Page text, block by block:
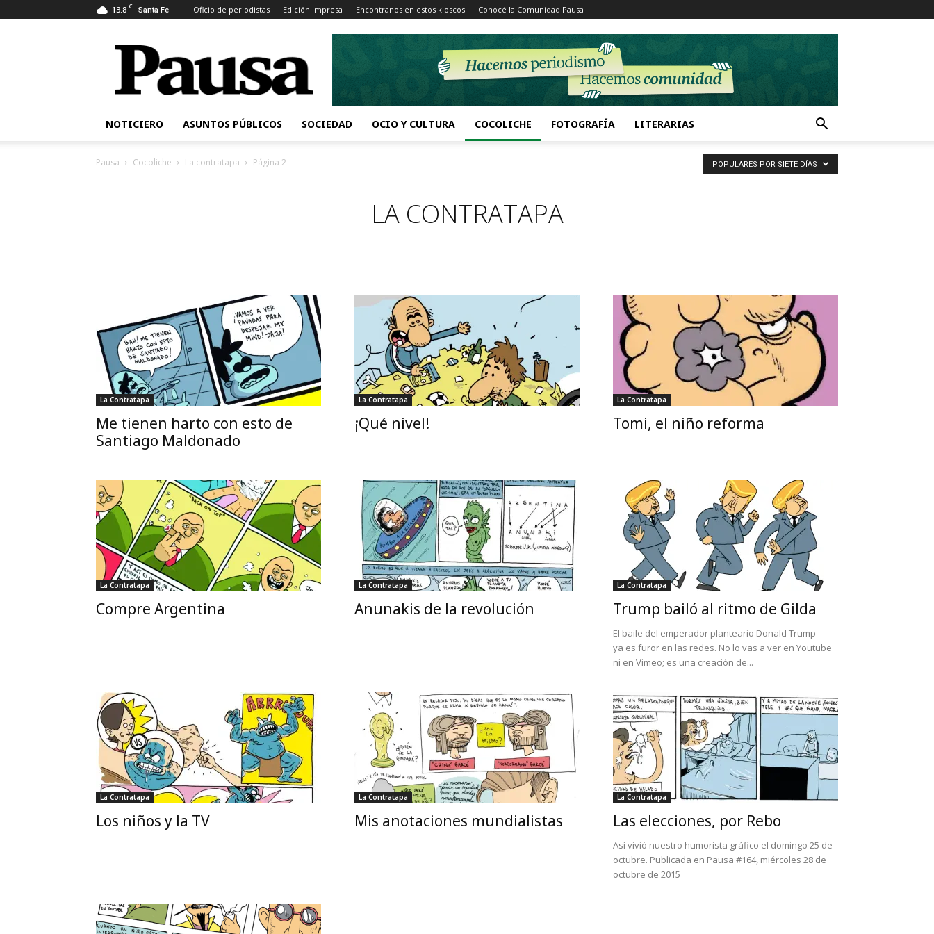
13.8 C Santa Fe Oficio de periodistas Edición Impresa Encontranos en estos kioscos Conocé la Comunidad Pausa
Pausa
NOTICIERO ASUNTOS PÚBLICOS SOCIEDAD OCIO Y CULTURA COCOLICHE FOTOGRAFÍA LITERARIAS
Pausa Cocoliche La contratapa Página 2
LA CONTRATAPA
POPULARES POR SIETE DÍAS
La Contratapa
Me tienen harto con esto de
Santiago Maldonado
La Contratapa
¡Qué nivel!
La Contratapa
Tomi, el niño reforma
La Contratapa
Compre Argentina
La Contratapa
Anunakis de la revolución
La Contratapa
Trump bailó al ritmo de Gilda
El baile del emperador planteario Donald Trump
ya es furor en las redes. No lo vas a ver en Youtube
ni en Vimeo; es una creación de...
La Contratapa
Los niños y la TV
La Contratapa
Mis anotaciones mundialistas
La Contratapa
Las elecciones, por Rebo
Así vivió nuestro humorista gráfico el domingo 25 de
octubre. Publicada en Pausa #164, miércoles 28 de
octubre de 2015